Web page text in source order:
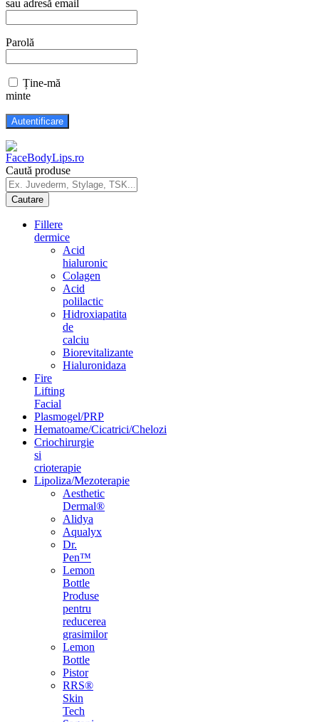
sau adresă email
Parolă
Ține-mă
minte
Caută produse
Fillere
dermice
Acid
hialuronic
Colagen
Acid
polilactic
Hidroxiapatita
de
calciu
Biorevitalizante
Hialuronidaza
Fire
Lifting
Facial
Plasmogel/PRP
Hematoame/Cicatrici/Chelozi
Criochirurgie
si
crioterapie
Lipoliza/Mezoterapie
Aesthetic
Dermal®
Alidya
Aqualyx
Dr.
Pen™
Lemon
Bottle
Produse
pentru
reducerea
grasimilor
Lemon
Bottle
Pistor
RRS®
Skin
Tech